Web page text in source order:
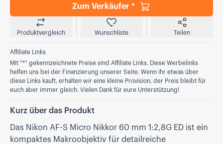
Zum Verkäufer *
Produktvergleich Wunschliste Teilen
Affiliate Links
Mit "*" gekennzeichnete Preise sind Affiliate Links. Diese Werbelinks
helfen uns bei der Finanzierung unserer Seite. Wenn ihr etwas über
diese Links kauft, erhalten wir eine kleine Provision, der Preis bleibt für
euch aber immer gleich. Vielen Dank für eure Unterstützung!
Kurz über das Produkt
Das Nikon AF-S Micro Nikkor 60 mm 1:2,8G ED ist ein
kompaktes Makroobjektiv für detailreiche